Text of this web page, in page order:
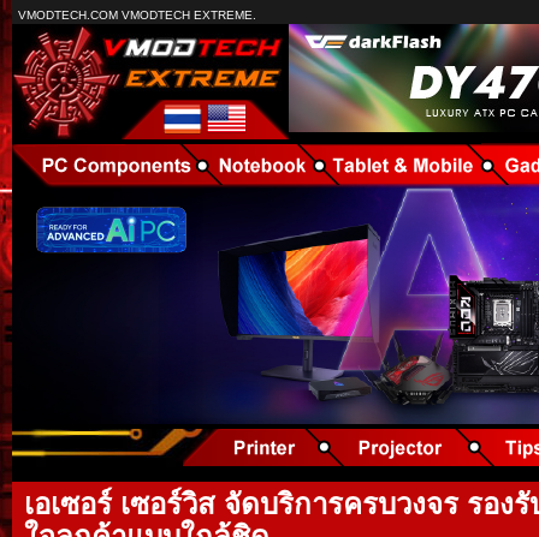
VMODTECH.COM VMODTECH EXTREME.
เอเซอร์ เซอร์วิส จัดบริการครบวงจร รอ